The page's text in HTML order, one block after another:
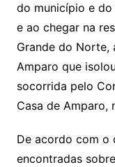
do município e
e ao chegar na
Grande do Norte,
Amparo que
socorrida pelo
Casa de Amparo,
De acordo com o
encontradas